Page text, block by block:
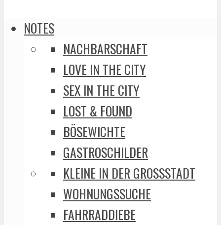
NOTES
NACHBARSCHAFT
LOVE IN THE CITY
SEX IN THE CITY
LOST & FOUND
BÖSEWICHTE
GASTROSCHILDER
KLEINE IN DER GROSSSTADT
WOHNUNGSSUCHE
FAHRRADDIEBE